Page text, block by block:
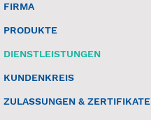
FIRMA
PRODUKTE
DIENSTLEISTUNGEN
KUNDENKREIS
ZULASSUNGEN & ZERTIFIKATE